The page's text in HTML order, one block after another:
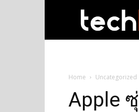
Home Uncategorized
Apple